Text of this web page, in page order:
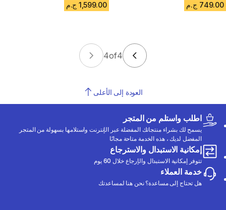
749.00 ج.م 1,599.00 ج.م
4
of
4
العودة إلى الأعلى
اطلب واستلم من المتجر
يسمح لك بشراء منتجاتك المفضلة عبر الإنترنت واستلامها بسهولة من المتجر
المفضل لديك ، هذه الخدمة متاحة مجانًا
إمكانية الاستبدال والاسترجاع
تتوفر إمكانية الاستبدال والإرجاع خلال 60 يوم
خدمة العملاء
هل تحتاج إلى مساعدة؟ نحن هنا لمساعدتك